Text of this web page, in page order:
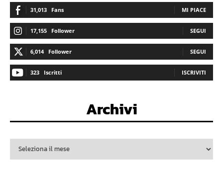
31,013 Fans MI PIACE
17,155 Follower SEGUI
6,014 Follower SEGUI
323 Iscritti ISCRIVITI
Archivi